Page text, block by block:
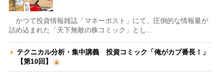
かつて投資情報雑誌「マネーポスト」にて、圧倒的な情報量が
詰め込まれた「天下無敵の株コミック」とし…
テクニカル分析・集中講義 投資コミック「俺がカブ番長！」
【第10回】